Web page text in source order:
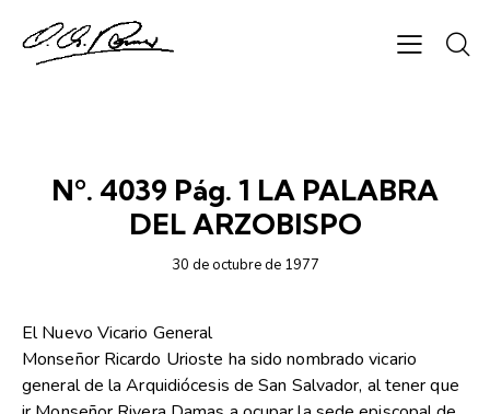
Nº. 4039 Pág. 1 LA PALABRA
DEL ARZOBISPO
30 de octubre de 1977
El Nuevo Vicario General
Monseñor Ricardo Urioste ha sido nombrado vicario
general de la Arquidiócesis de San Salvador, al tener que